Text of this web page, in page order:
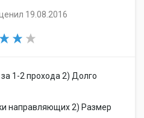
19.08.2016
1-2 прохода 2) Долго
направляющих 2) Размер